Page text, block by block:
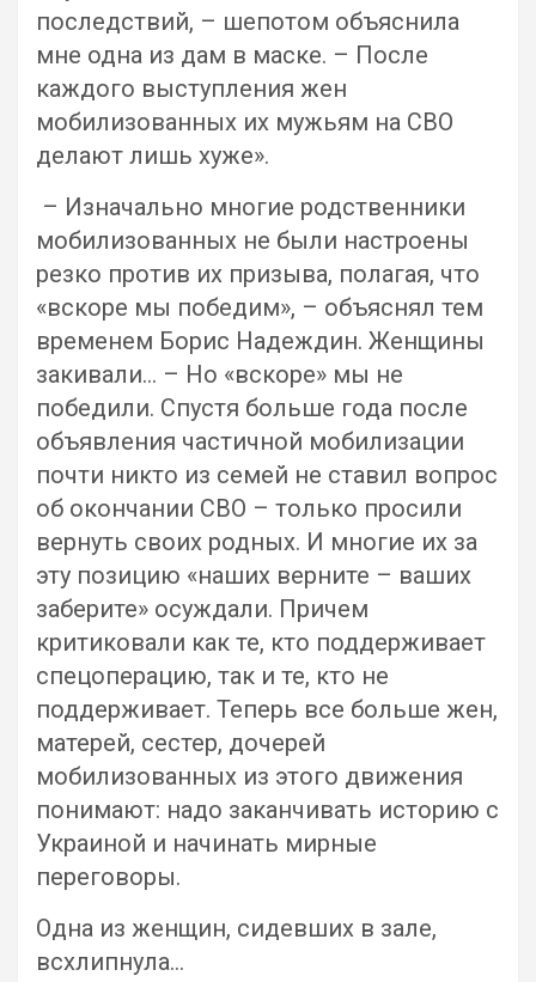
последствий, – шепотом объяснила
мне одна из дам в маске. – После
каждого выступления жен
мобилизованных их мужьям на СВО
делают лишь хуже».
– Изначально многие родственники
мобилизованных не были настроены
резко против их призыва, полагая, что
«вскоре мы победим», – объяснял тем
временем Борис Надеждин. Женщины
закивали… – Но «вскоре» мы не
победили. Спустя больше года после
объявления частичной мобилизации
почти никто из семей не ставил вопрос
об окончании СВО – только просили
вернуть своих родных. И многие их за
эту позицию «наших верните – ваших
заберите» осуждали. Причем
критиковали как те, кто поддерживает
спецоперацию, так и те, кто не
поддерживает. Теперь все больше жен,
матерей, сестер, дочерей
мобилизованных из этого движения
понимают: надо заканчивать историю с
Украиной и начинать мирные
переговоры.
Одна из женщин, сидевших в зале,
всхлипнула…